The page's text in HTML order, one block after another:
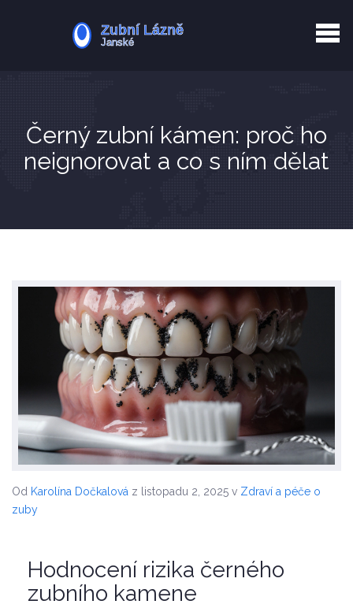
Zotavení po extrakci
Zub 38 péče
Černý zubní kámen: proč ho
neignorovat a co s ním dělat
Od Karolína Dočkalová z listopadu 2, 2025 v Zdraví a péče o
zuby
Hodnocení rizika černého
zubního kamene